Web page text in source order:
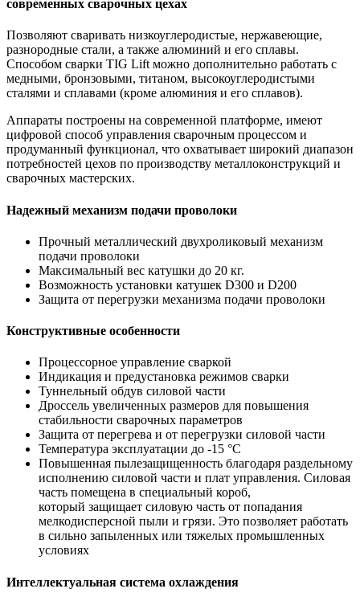
современных сварочных цехах
Позволяют сваривать низкоуглеродистые, нержавеющие,
разнородные стали, а также алюминий и его сплавы.
Способом сварки TIG Lift можно дополнительно работать с
медными, бронзовыми, титаном, высокоуглеродистыми
сталями и сплавами (кроме алюминия и его сплавов).
Аппараты построены на современной платформе, имеют
цифровой способ управления сварочным процессом и
продуманный функционал, что охватывает широкий диапазон
потребностей цехов по производству металлоконструкций и
сварочных мастерских.
Надежный механизм подачи проволоки
Прочный металлический двухроликовый механизм
подачи проволоки
Максимальный вес катушки до 20 кг.
Возможность установки катушек D300 и D200
Защита от перегрузки механизма подачи проволоки
Конструктивные особенности
Процессорное управление сваркой
Индикация и предустановка режимов сварки
Туннельный обдув силовой части
Дроссель увеличенных размеров для повышения
стабильности сварочных параметров
Защита от перегрева и от перегрузки силовой части
Температура эксплуатации до -15 °С
Повышенная пылезащищенность благодаря раздельному
исполнению силовой части и плат управления. Силовая
часть помещена в специальный короб,
который защищает силовую часть от попадания
мелкодисперсной пыли и грязи. Это позволяет работать
в сильно запыленных или тяжелых промышленных
условиях
Интеллектуальная система охлаждения